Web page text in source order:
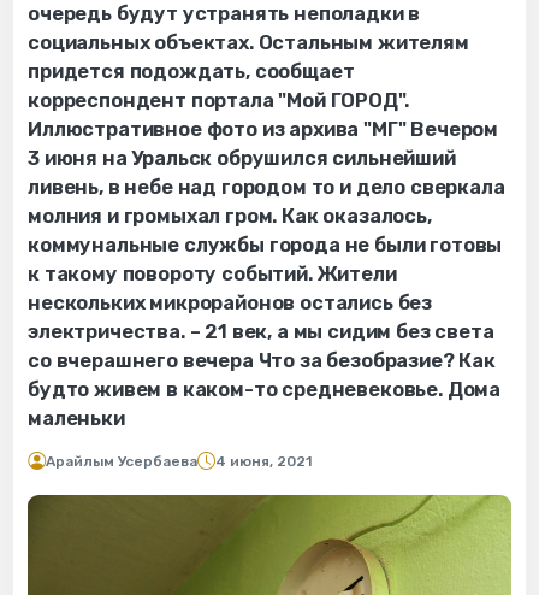
очередь будут устранять неполадки в
социальных объектах. Остальным жителям
придется подождать, сообщает
корреспондент портала "Мой ГОРОД".
Иллюстративное фото из архива "МГ" Вечером
3 июня на Уральск обрушился сильнейший
ливень, в небе над городом то и дело сверкала
молния и громыхал гром. Как оказалось,
коммунальные службы города не были готовы
к такому повороту событий. Жители
нескольких микрорайонов остались без
электричества. – 21 век, а мы сидим без света
со вчерашнего вечера Что за безобразие? Как
будто живем в каком-то средневековье. Дома
маленьки
Арайлым Усербаева 4 июня, 2021